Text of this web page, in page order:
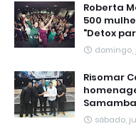
Roberta
500
"Detox
domingo,
Risomar
sábado,